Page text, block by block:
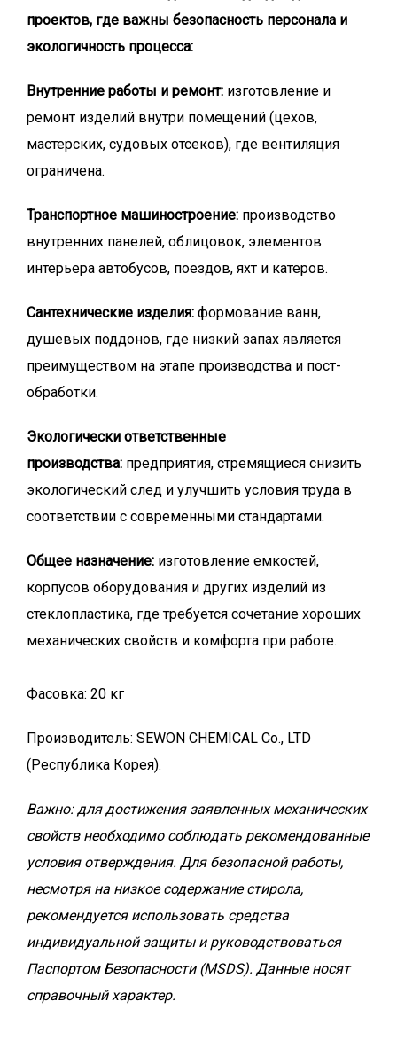
проектов, где важны безопасность персонала и
экологичность процесса:
Внутренние работы и ремонт: изготовление и
ремонт изделий внутри помещений (цехов,
мастерских, судовых отсеков), где вентиляция
ограничена.
Транспортное машиностроение: производство
внутренних панелей, облицовок, элементов
интерьера автобусов, поездов, яхт и катеров.
Сантехнические изделия: формование ванн,
душевых поддонов, где низкий запах является
преимуществом на этапе производства и пост-
обработки.
Экологически ответственные
производства: предприятия, стремящиеся снизить
экологический след и улучшить условия труда в
соответствии с современными стандартами.
Общее назначение: изготовление емкостей,
корпусов оборудования и других изделий из
стеклопластика, где требуется сочетание хороших
механических свойств и комфорта при работе.
Фасовка: 20 кг
Производитель: SEWON CHEMICAL Co., LTD
(Республика Корея).
Важно: для достижения заявленных механических
свойств необходимо соблюдать рекомендованные
условия отверждения. Для безопасной работы,
несмотря на низкое содержание стирола,
рекомендуется использовать средства
индивидуальной защиты и руководствоваться
Паспортом Безопасности (MSDS). Данные носят
справочный характер.